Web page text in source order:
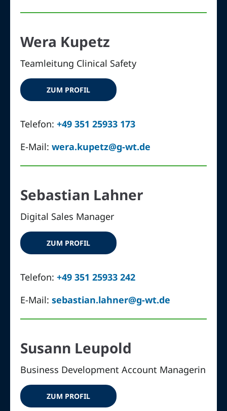
Wera Kupetz
Teamleitung Clinical Safety
ZUM PROFIL
Telefon:+49 351 25933 173
E-Mail:wera.kupetz@g-wt.de
Sebastian Lahner
Digital Sales Manager
ZUM PROFIL
Telefon:+49 351 25933 242
E-Mail:sebastian.lahner@g-wt.de
Susann Leupold
Business Development Account Managerin
ZUM PROFIL